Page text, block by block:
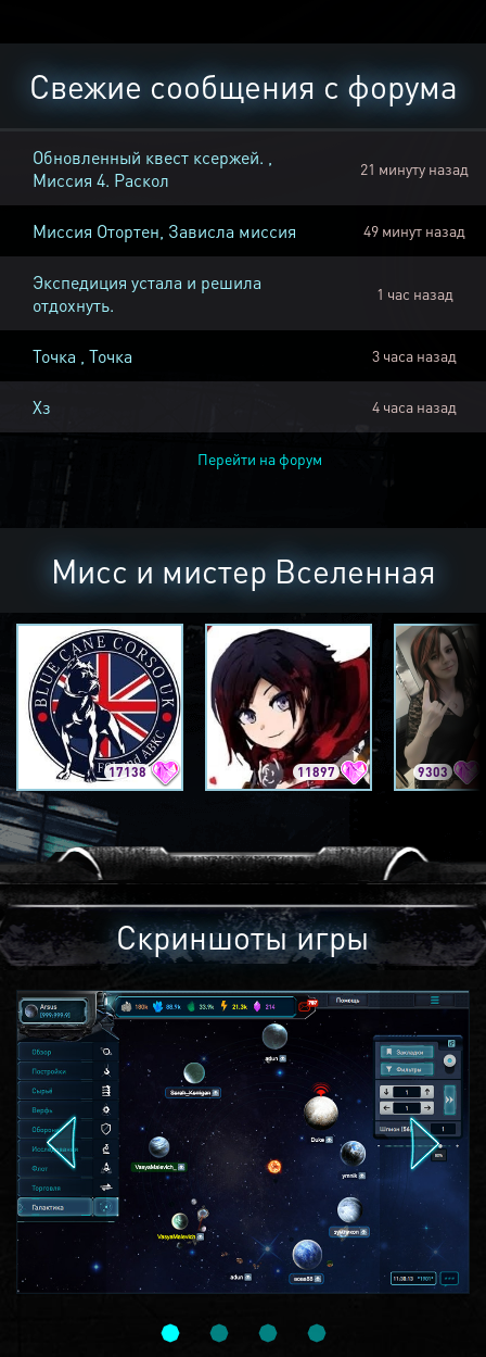
Свежие сообщения с форума
Обновленный квест ксержей. ,
Миссия 4. Раскол
21 минуту назад
Миссия Отортен, Зависла миссия 49 минут назад
Экспедиция устала и решила
отдохнуть.
1 час назад
Точка , Точка 3 часа назад
Хз 4 часа назад
Перейти на форум
Мисс и мистер Вселенная
17138 11897 9303
Скриншоты игры